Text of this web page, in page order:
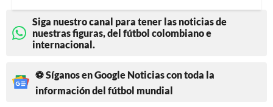
Siga nuestro canal para tener las noticias de
nuestras figuras, del fútbol colombiano e
internacional.
⚽ Síganos en Google Noticias con toda la
información del fútbol mundial